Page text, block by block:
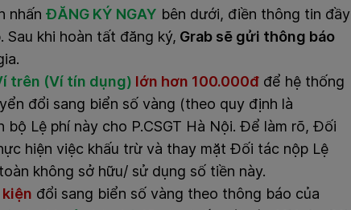
nhấn ĐĂNG KÝ NGAY bên dưới, điền thông tin đầy
Sau khi hoàn tất đăng ký, Grab sẽ gửi thông báo
trên (Ví tín dụng) lớn hơn 100.000đ để hệ thống
đổi sang biển số vàng (theo quy định là
bộ Lệ phí này cho P.CSGT Hà Nội. Để làm rõ, Đối
hiện việc khấu trừ và thay mặt Đối tác nộp Lệ
không sở hữu/ sử dụng số tiền này.
đổi sang biển số vàng theo thông báo của